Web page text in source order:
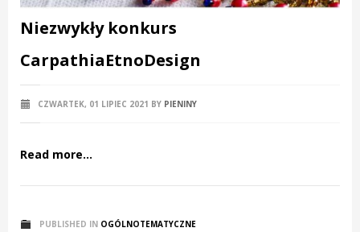
Niezwykły konkurs
CarpathiaEtnoDesign
CZWARTEK, 01 LIPIEC 2021 BY PIENINY
Read more...
PUBLISHED IN OGÓLNOTEMATYCZNE